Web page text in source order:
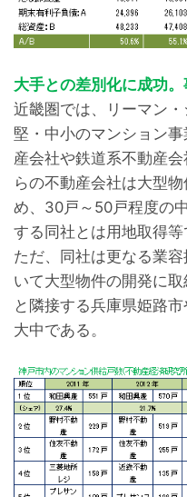
大手との差別化に成功
近畿圏では、リーマン
堅・中小のマンション
産会社や鉄道系不動産
らの不動産会社は大型
め、30戸～50戸程度の
する同社とは用地取得等
ただ、同社は更なる業
いて大型物件の開発に
と隣接する兵庫県姫路
大中である。